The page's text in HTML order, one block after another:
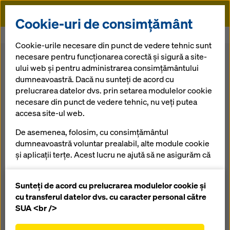
Doka
Cofrajul pentru baraje
Înapoi la prezentare generală
Cofrajul pentru
baraje
Cofrajul căţărător manevrabil cu macaraua pentru
cofrare unilaterală
Prezentare generală
Manuale, Documente și Video
Cookie-uri de consimțământ
Cookie-urile necesare din punct de vedere tehnic sunt
necesare pentru funcționarea corectă și sigură a site-
ului web și pentru administrarea consimțământului
dumneavoastră. Dacă nu sunteți de acord cu
prelucrarea datelor dvs. prin setarea modulelor cookie
necesare din punct de vedere tehnic, nu veți putea
accesa site-ul web.
De asemenea, folosim, cu consimțământul
dumneavoastră voluntar prealabil, alte module cookie
și aplicații terțe. Acest lucru ne ajută să ne asigurăm că
îmbunătățirea continuă a funcționalității site-ului
nostru web (cookie-uri funcționale și statistice),
facilitarea unui proces de cumpărare fără
Sunteți de acord cu prelucrarea modulelor cookie și
cu transferul datelor dvs. cu caracter personal către
SUA <br />